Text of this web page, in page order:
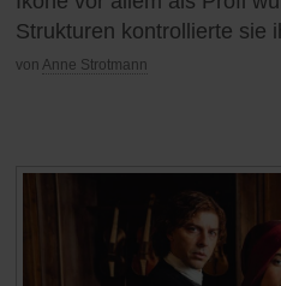
Strukturen kontrollierte sie
von Anne Strotmann